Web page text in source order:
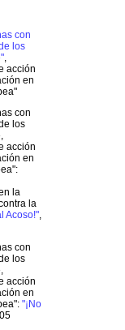
con
los
,
acción
en
con
los
acción
en
la
la
Acoso!",
con
los
acción
en
"¡No